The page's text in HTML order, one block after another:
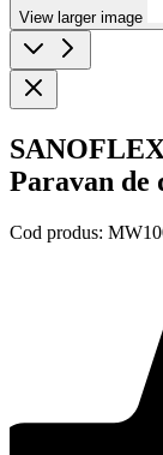
View larger image
Paravan de
Cod produs: